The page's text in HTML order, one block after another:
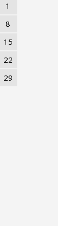
1
8
15
22
29